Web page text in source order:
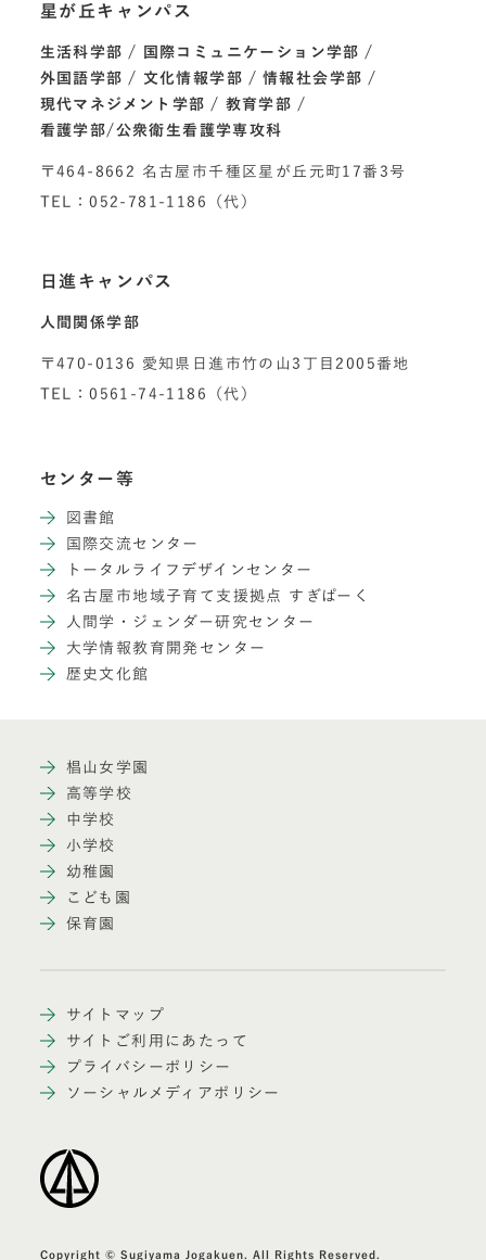
星が丘キャンパス
生活科学部
国際コミュニケーション学部
外国語学部
文化情報学部
情報社会学部
現代マネジメント学部
教育学部
看護学部/公衆衛生看護学専攻科
〒464-8662 名古屋市千種区星が丘元町17番3号
TEL：052-781-1186（代）
日進キャンパス
人間関係学部
〒470-0136 愛知県日進市竹の山3丁目2005番地
TEL：0561-74-1186（代）
センター等
図書館
国際交流センター
トータルライフデザインセンター
名古屋市地域子育て支援拠点 すぎぱーく
人間学・ジェンダー研究センター
大学情報教育開発センター
歴史文化館
椙山女学園
高等学校
中学校
小学校
幼稚園
こども園
保育園
サイトマップ
サイトご利用にあたって
プライバシーポリシー
ソーシャルメディアポリシー
Copyright © Sugiyama Jogakuen. All Rights Reserved.